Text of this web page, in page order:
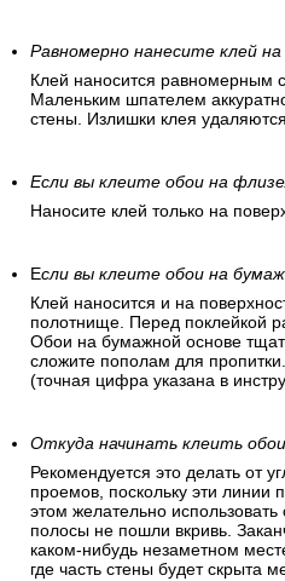
Равномерно нанесите клей на
Клей наносится равномерным
Маленьким шпателем
стены. Излишки клея
Если вы клеите обои на
Наносите клей только на
Если вы клеите обои на
Клей наносится и на
полотнище. Перед поклейкой
Обои на бумажной основе
сложите пополам для
(точная цифра указана в
Откуда начинать клеить
Рекомендуется это делать от
проемов, поскольку эти линии
этом желательно
полосы не пошли вкривь.
каком-нибудь незаметном
где часть стены будет скрыта